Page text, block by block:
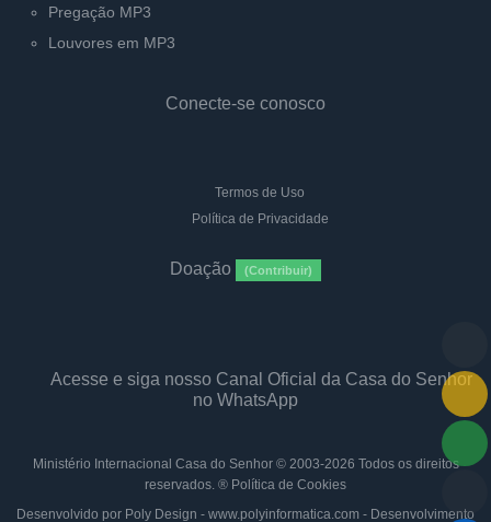
Pregação MP3
Louvores em MP3
Conecte-se conosco
Termos de Uso
Política de Privacidade
Doação (Contribuir)
Acesse e siga nosso Canal Oficial da Casa do Senhor
no WhatsApp
Ministério Internacional Casa do Senhor© 2003-2026 Todos os direitos
reservados. ® Política de Cookies
Desenvolvido por Poly Design - www.polyinformatica.com - Desenvolvimento